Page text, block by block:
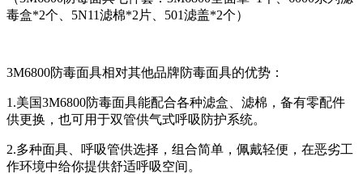
毒盒*2个、5N11滤棉*2片、501滤盖*2个）
3M6800防毒面具相对其他品牌防毒面具的优势：
1.美国3M6800防毒面具能配合各种滤盒、滤棉，备有零配件
供更换，也可用于双管供气式呼吸防护系统。
2.多种面具、呼吸管供选择，组合简单，佩戴轻便，在恶劣工
作环境中给你提供舒适呼吸空间。